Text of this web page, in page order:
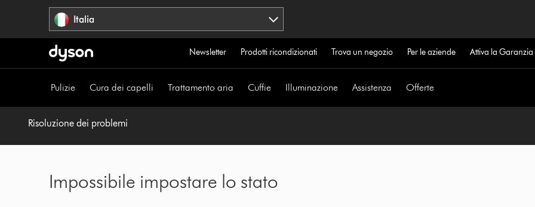
Italia
Newsletter Prodotti ricondizionati Trova un negozio Per le aziende Attiva la
Pulizie Cura dei capelli Trattamento aria Cuffie Illuminazione Assistenza Offerte
Risoluzione dei problemi
Impossibile impostare lo stato